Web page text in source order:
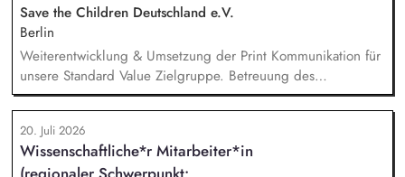
Save the Children Deutschland e.V.
Berlin
Weiterentwicklung & Umsetzung der Print Kommunikation für
unsere Standard Value Zielgruppe. Betreuung des
postalischen Mailing-Programm inkl. der Spendenmagazine
und Spendenaufrufe sowie der Print Kommunikation innerhalb
unserer Donor Journeys. Ko-Produktion von Content für die
Print Kommunikation in enger Zusammenarbeit mit dem Team
20. Juli 2026
Wissenschaftliche*r Mitarbeiter*in